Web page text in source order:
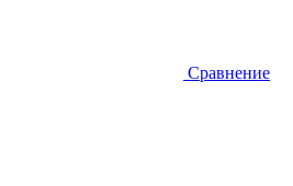
Сравнение